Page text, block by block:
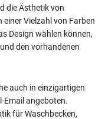
die Ästhetik von
einer Vielzahl von Farben
Design wählen können,
den vorhandenen
auch in einzigartigen
Email angeboten.
für Waschbecken,